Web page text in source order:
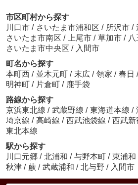
市区町村から探す
川口市 / さいたま市浦和区 / 所沢市 /
さいたま市南区 / 上尾市 / 草加市 /
さいたま市中央区 / 入間市
町名から探す
本町西 / 並木元町 / 末広 / 領家 / 春日 /
明神町 / 片倉町 / 鹿手袋
路線から探す
京浜東北線 / 武蔵野線 / 東海道本線 /
埼京線 / 高崎線 / 西武池袋線 / 西武新
東北本線
駅から探す
川口元郷 / 北浦和 / 与野本町 / 東浦和
秋津 / 蕨 / 武蔵浦和 / 北与野 / 入間市